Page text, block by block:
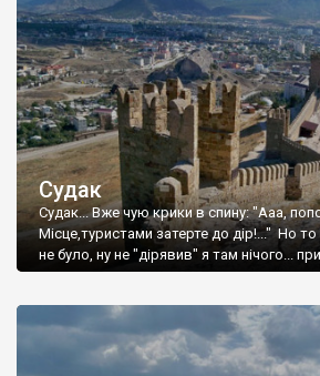
Судак
Судак... Вже чую крики в спину: "Ааа,
Місце,туристами затерте до дір!..." Но
не було, ну не "дірявив" я там нічого...